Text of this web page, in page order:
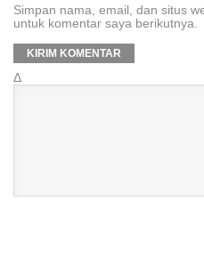
Simpan nama, email, dan situs
untuk komentar saya berikutnya.
Δ